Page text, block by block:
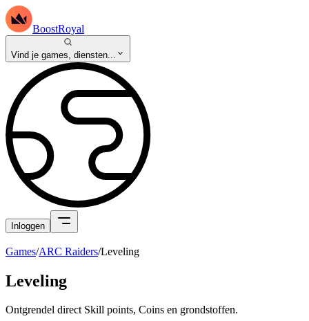
BoostRoyal
Vind je games, diensten...
Inloggen
Games/ARC Raiders/Leveling
Leveling
Ontgrendel direct Skill points, Coins en grondstoffen.